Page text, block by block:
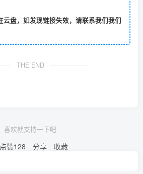
云盘，如发现链接失效，请联系我们我们
THE END
喜欢就支持一下吧
点赞128 分享 收藏